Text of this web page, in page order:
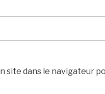
site dans le navigateur